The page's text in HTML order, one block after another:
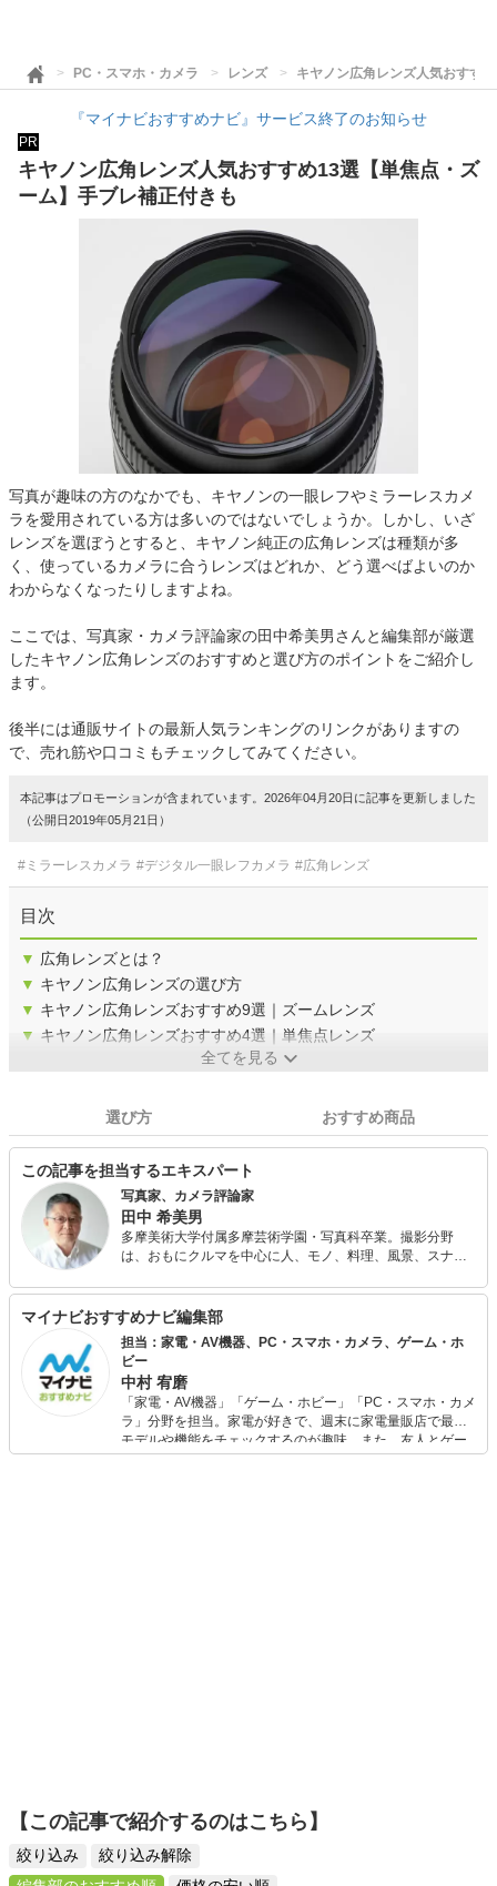
PC・スマホ・カメラ レンズ キヤノン広角レンズ人気おすす
『マイナビおすすめナビ』サービス終了のお知らせ
PR
キヤノン広角レンズ人気おすすめ13選【単焦点・ズ
ーム】手ブレ補正付きも
写真が趣味の方のなかでも、キヤノンの一眼レフやミラーレスカメ
ラを愛用されている方は多いのではないでしょうか。しかし、いざ
レンズを選ぼうとすると、キヤノン純正の広角レンズは種類が多
く、使っているカメラに合うレンズはどれか、どう選べばよいのか
わからなくなったりしますよね。
ここでは、写真家・カメラ評論家の田中希美男さんと編集部が厳選
したキヤノン広角レンズのおすすめと選び方のポイントをご紹介し
ます。
後半には通販サイトの最新人気ランキングのリンクがありますの
で、売れ筋や口コミもチェックしてみてください。
本記事はプロモーションが含まれています。2026年04月20日に記事を更新しました
（公開日2019年05月21日）
#ミラーレスカメラ #デジタル一眼レフカメラ #広角レンズ
目次
▼ 広角レンズとは？
▼ キヤノン広角レンズの選び方
▼ キヤノン広角レンズおすすめ9選｜ズームレンズ
▼ キヤノン広角レンズおすすめ4選｜単焦点レンズ
全てを見る
選び方 おすすめ商品
この記事を担当するエキスパート
写真家、カメラ評論家
田中 希美男
多摩美術大学付属多摩芸術学園・写真科卒業。撮影分野
は、おもにクルマを中心に人、モノ、料理、風景、スナッ
ほかに、カメラ雑誌などに新型カメラやレンズのテストの
レポート、撮影技法などの解説をする。
マイナビおすすめナビ編集部
担当：家電・AV機器、PC・スマホ・カメラ、ゲーム・ホ
ビー
中村 宥磨
「家電・AV機器」「ゲーム・ホビー」「PC・スマホ・カメ
ラ」分野を担当。家電が好きで、週末に家電量販店で最新
モデルや機能をチェックするのが趣味。また、友人とゲー
ムを楽しみながら、新作タイトルやイベント情報もいち早
【この記事で紹介するのはこちら】
絞り込み
絞り込み解除